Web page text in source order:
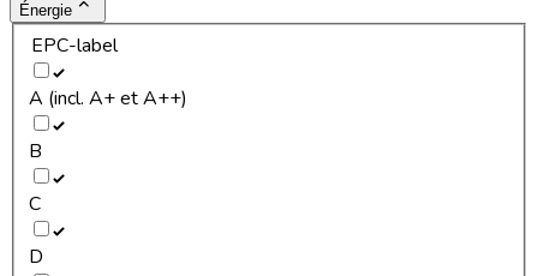
Énergie
EPC-label
A (incl. A+ et A++)
B
C
D